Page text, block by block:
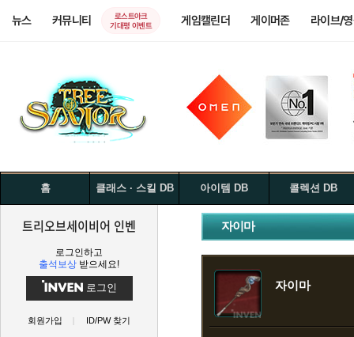
뉴스 커뮤니티
로스트아크
기대평 이벤트
게임캘린더 게이머존 라이브/
홈 클래스 · 스킬 DB 아이템 DB 콜렉션 DB
트리오브세이비어 인벤
로그인하고
출석보상 받으세요!
로그인
회원가입 ID/PW 찾기
자이마
자이마